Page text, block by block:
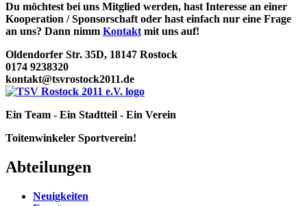
Du möchtest bei uns Mitglied werden, hast Interesse an einer
Kooperation / Sponsorschaft oder hast einfach nur eine Frage
an uns? Dann nimm Kontaktmit uns auf!
Oldendorfer Str. 35D, 18147 Rostock
0174 9238320
kontakt@tsvrostock2011.de
Ein Team - Ein Stadtteil - Ein Verein
Toitenwinkeler Sportverein!
Abteilungen
Neuigkeiten